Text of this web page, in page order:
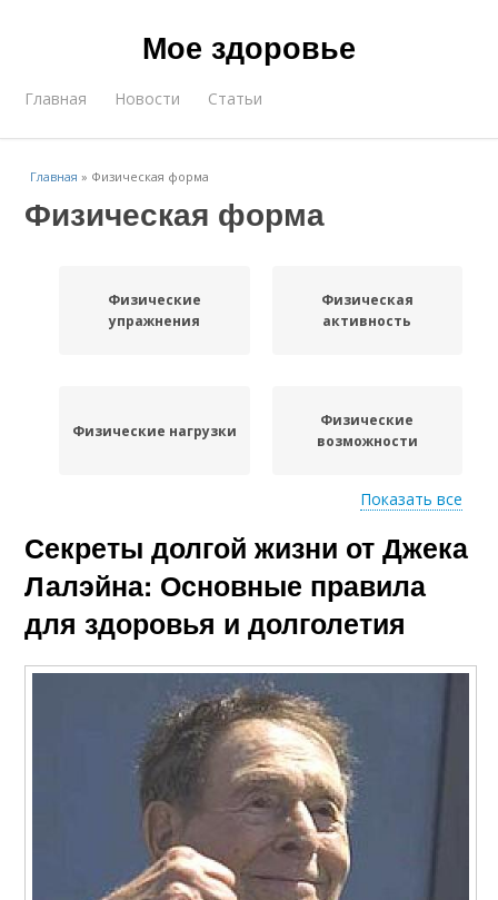
Мое здоровье
Главная Новости Статьи
Главная » Физическая форма
Физическая форма
Физические
упражнения
Физическая
активность
Физические нагрузки
Физические
возможности
Физическая
выносливость
Физическое
состояние
физической
активности
физической
Физическая нагрузка
Показать все
Секреты долгой жизни от Джека
Лалэйна: Основные правила
для здоровья и долголетия